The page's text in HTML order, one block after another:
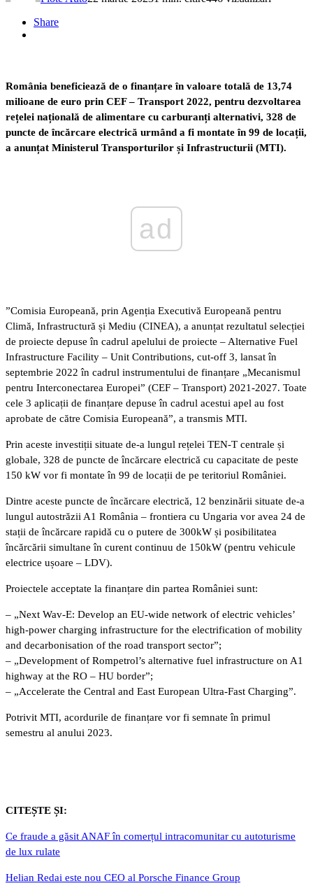
Share
România beneficiează de o finanțare în valoare totală de 13,74
milioane de euro prin CEF – Transport 2022, pentru dezvoltarea
rețelei națională de alimentare cu carburanți alternativi, 328 de
puncte de încărcare electrică urmând a fi montate în 99 de locații,
a anunțat Ministerul Transporturilor și Infrastructurii (MTI).
ad
”Comisia Europeană, prin Agenția Executivă Europeană pentru
Climă, Infrastructură și Mediu (CINEA), a anunțat rezultatul selecției
de proiecte depuse în cadrul apelului de proiecte – Alternative Fuel
Infrastructure Facility – Unit Contributions, cut-off 3, lansat în
septembrie 2022 în cadrul instrumentului de finanțare „Mecanismul
pentru Interconectarea Europei” (CEF – Transport) 2021-2027. Toate
cele 3 aplicații de finanțare depuse în cadrul acestui apel au fost
aprobate de către Comisia Europeană”, a transmis MTI.
Prin aceste investiții situate de-a lungul rețelei TEN-T centrale și
globale, 328 de puncte de încărcare electrică cu capacitate de peste
150 kW vor fi montate în 99 de locații de pe teritoriul României.
Dintre aceste puncte de încărcare electrică, 12 benzinării situate de-a
lungul autostrăzii A1 România – frontiera cu Ungaria vor avea 24 de
stații de încărcare rapidă cu o putere de 300kW și posibilitatea
încărcării simultane în curent continuu de 150kW (pentru vehicule
electrice ușoare – LDV).
Proiectele acceptate la finanțare din partea României sunt:
– „Next Wav-E: Develop an EU-wide network of electric vehicles’
high-power charging infrastructure for the electrification of mobility
and decarbonisation of the road transport sector”;
– „Development of Rompetrol’s alternative fuel infrastructure on A1
highway at the RO – HU border”;
– „Accelerate the Central and East European Ultra-Fast Charging”.
Potrivit MTI, acordurile de finanțare vor fi semnate în primul
semestru al anului 2023.
CITEȘTE ȘI:
Ce fraude a găsit ANAF în comerțul intracomunitar cu autoturisme
de lux rulate
Helian Redai este nou CEO al Porsche Finance Group